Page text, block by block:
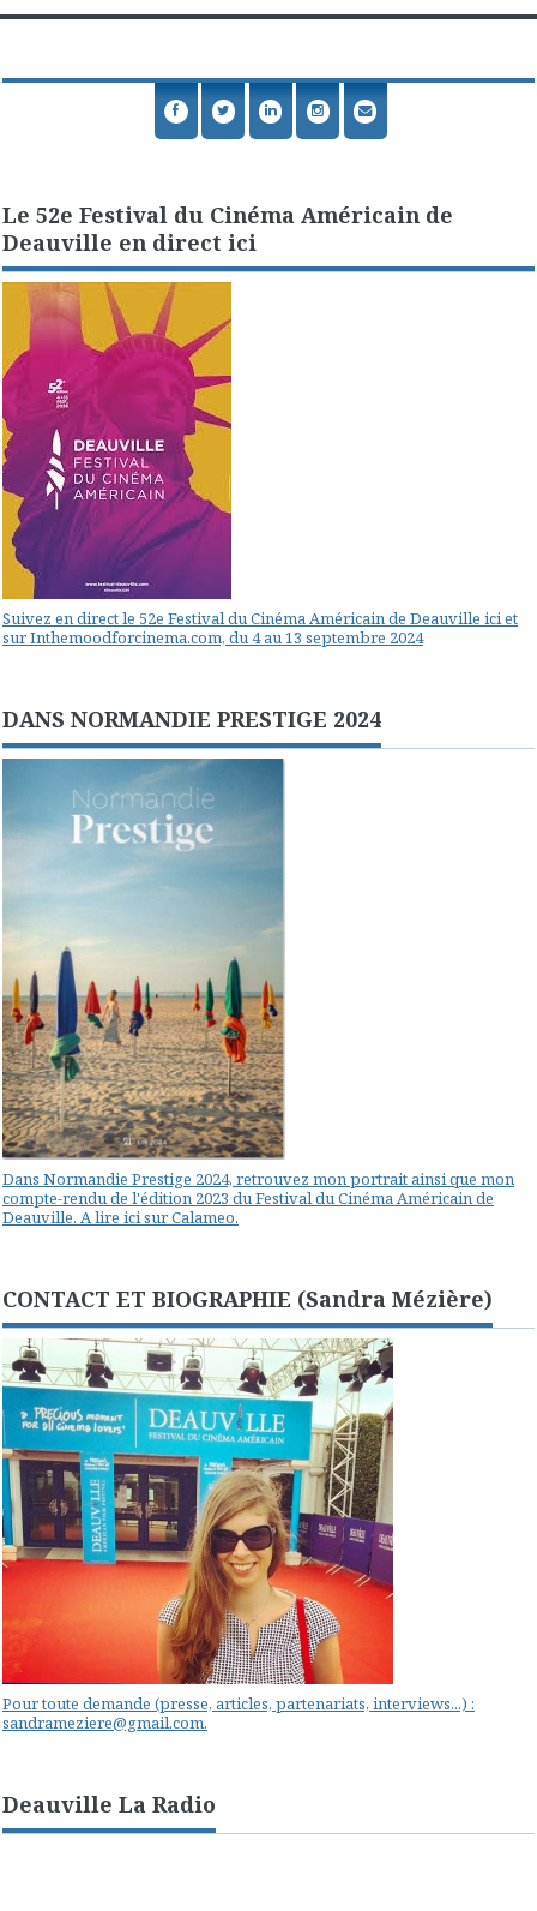
Le 52e Festival du Cinéma Américain de
Deauville en direct ici
Suivez en direct le 52e Festival du Cinéma Américain de Deauville ici et
sur Inthemoodforcinema.com, du 4 au 13 septembre 2024
DANS NORMANDIE PRESTIGE 2024
Dans Normandie Prestige 2024, retrouvez mon portrait ainsi que mon
compte-rendu de l'édition 2023 du Festival du Cinéma Américain de
Deauville. A lire ici sur Calameo.
CONTACT ET BIOGRAPHIE (Sandra Mézière)
Pour toute demande (presse, articles, partenariats, interviews...) :
sandrameziere@gmail.com.
Deauville La Radio